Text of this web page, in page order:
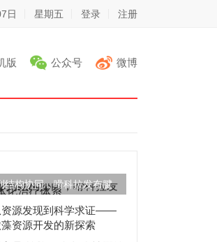
日 星期五 登录 注册
版 公众号 微博
结构协同，嗗科拉发布腱
体系
资源发现到科学求证——
资源开发的新探索